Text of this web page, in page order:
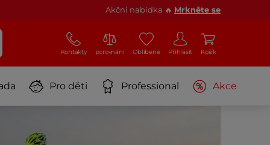
Akční nabídka 🔥 Mrkněte se
Kontakty porovnání Oblíbené Přihlásit Košík
Pro děti Professional Akce